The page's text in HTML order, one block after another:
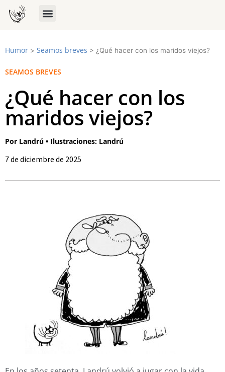
Humor > Seamos breves > ¿Qué hacer con los maridos viejos?
SEAMOS BREVES
¿Qué hacer con los
maridos viejos?
Por Landrú • Ilustraciones: Landrú
7 de diciembre de 2025